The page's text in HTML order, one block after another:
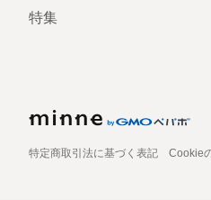
特集
特定商取引法に基づく表記 Cookie